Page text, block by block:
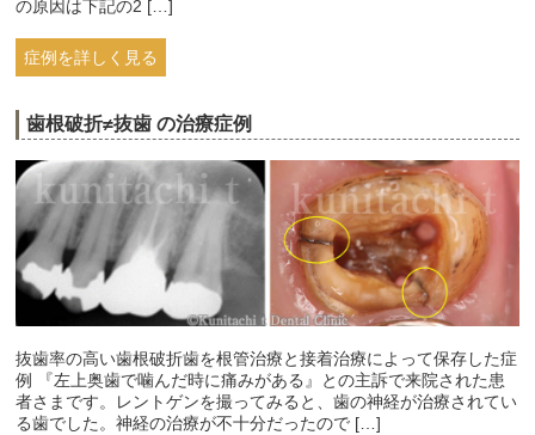
の原因は下記の2 […]
症例を詳しく見る
歯根破折≠抜歯 の治療症例
抜歯率の高い歯根破折歯を根管治療と接着治療によって保存した症
例 『左上奥歯で噛んだ時に痛みがある』との主訴で来院された患
者さまです。レントゲンを撮ってみると、歯の神経が治療されてい
る歯でした。神経の治療が不十分だったので […]